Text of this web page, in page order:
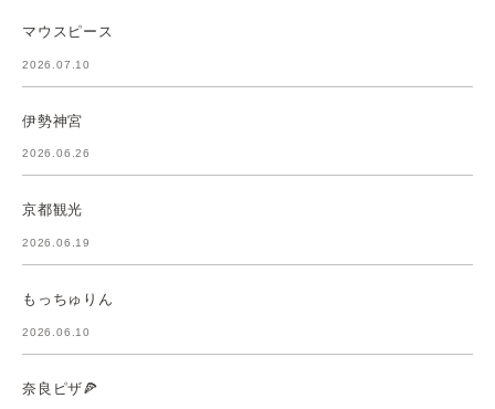
マウスピース
2026.07.10
伊勢神宮
2026.06.26
京都観光
2026.06.19
もっちゅりん
2026.06.10
奈良ピザ🍕